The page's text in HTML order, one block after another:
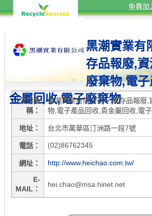
免費加
黑潮實業有
存品報廢,
廢棄物,電
金屬回收,電子廢棄物
公司名
稱
黑潮實業有限公司::::庫存品報廢,
物,電子產品回收,貴金屬回收,電
地址 台北市萬華區汀洲路一段7號
電話 (02)86762345
網址 http://www.heichao.com.tw/
E-
MAIL
hei.chao@msa.hinet.net